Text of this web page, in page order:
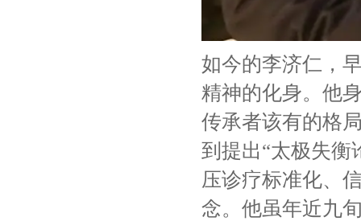
如今的李济仁，
精神的化身。他
传承者该有的格
到提出“太极失衡
压诊疗标准化、
念。他虽年近九